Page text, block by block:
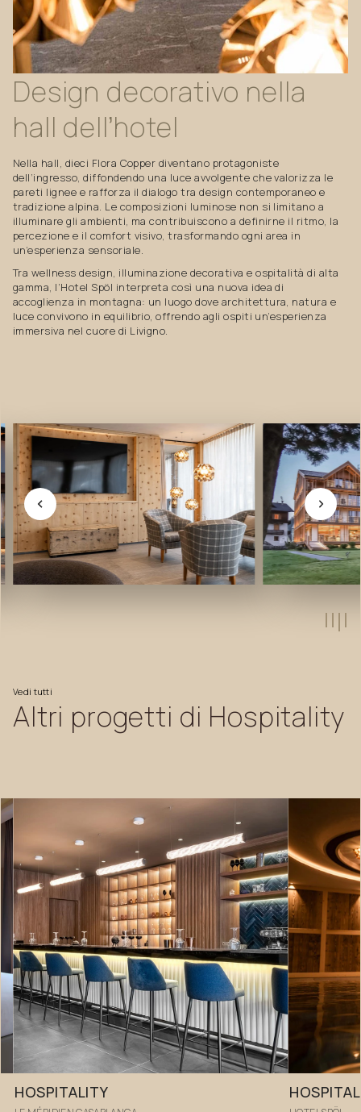
Design decorativo nella
hall dell’hotel
Nella hall, dieci Flora Copper diventano protagoniste
dell’ingresso, diffondendo una luce avvolgente che valorizza le
pareti lignee e rafforza il dialogo tra design contemporaneo e
tradizione alpina. Le composizioni luminose non si limitano a
illuminare gli ambienti, ma contribuiscono a definirne il ritmo, la
percezione e il comfort visivo, trasformando ogni area in
un’esperienza sensoriale.
Tra wellness design, illuminazione decorativa e ospitalità di alta
gamma, l’Hotel Spöl interpreta così una nuova idea di
accoglienza in montagna: un luogo dove architettura, natura e
luce convivono in equilibrio, offrendo agli ospiti un’esperienza
immersiva nel cuore di Livigno.
Vedi tutti
Altri progetti di Hospitality
HOSPITALITY